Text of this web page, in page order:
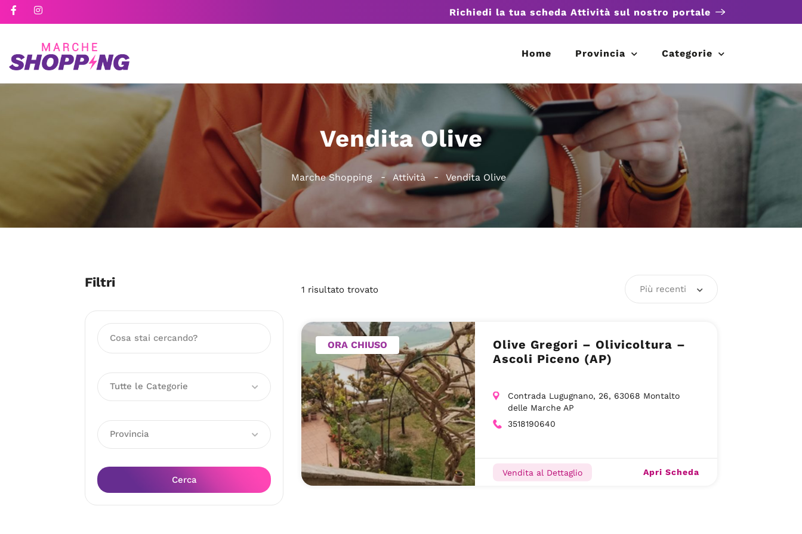
Richiedi la tua scheda Attività sul nostro portale
Home Provincia Categorie
Vendita Olive
Marche Shopping Attività Vendita Olive
Filtri
Tutte le Categorie
Provincia
Cerca
1 risultato trovato Più recenti
ORA CHIUSO
Olive Gregori – Olivicoltura –
Ascoli Piceno (AP)
Contrada Lugugnano, 26, 63068 Montalto
delle Marche AP
3518190640
Vendita al Dettaglio Apri Scheda